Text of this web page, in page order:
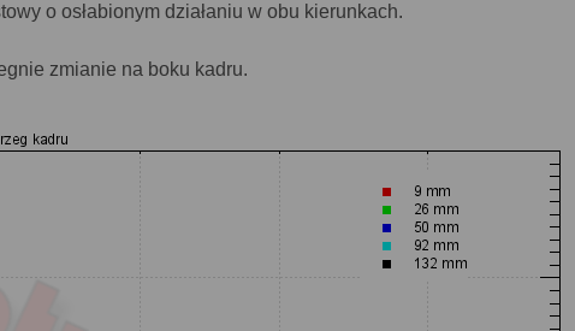
o osłabionym działaniu w obu kierunkach.
zmianie na boku kadru.